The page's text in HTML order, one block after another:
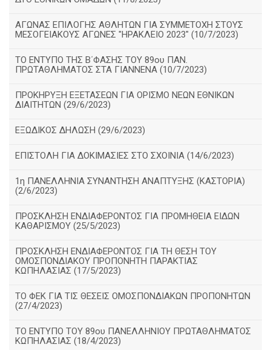
ΑΓΩΝΑΣ ΕΠΙΛΟΓΗΣ ΑΘΛΗΤΩΝ ΓΙΑ ΣΥΜΜΕΤΟΧΗ ΣΤΟΥΣ
ΜΕΣΟΓΕΙΑΚΟΥΣ ΑΓΩΝΕΣ "ΗΡΑΚΛΕΙΟ 2023" (10/7/2023)
ΤΟ ΕΝΤΥΠΟ ΤΗΣ Β΄ΦΑΣΗΣ ΤΟΥ 89ου ΠΑΝ.
ΠΡΩΤΑΘΛΗΜΑΤΟΣ ΣΤΑ ΓΙΑΝΝΕΝΑ (10/7/2023)
ΠΡΟΚΗΡΥΞΗ ΕΞΕΤΑΣΕΩΝ ΓΙΑ ΟΡΙΣΜΟ ΝΕΩΝ ΕΘΝΙΚΩΝ
ΔΙΑΙΤΗΤΩΝ (29/6/2023)
ΕΞΩΔΙΚΟΣ ΔΗΛΩΣΗ (29/6/2023)
ΕΠΙΣΤΟΛΗ ΓΙΑ ΔΟΚΙΜΑΣΙΕΣ ΣΤΟ ΣΧΟΙΝΙΑ (14/6/2023)
1η ΠΑΝΕΛΛΗΝΙΑ ΣΥΝΑΝΤΗΣΗ ΑΝΑΠΤΥΞΗΣ (ΚΑΣΤΟΡΙΑ)
(2/6/2023)
ΠΡΟΣΚΛΗΣΗ ΕΝΔΙΑΦΕΡΟΝΤΟΣ ΓΙΑ ΠΡΟΜΗΘΕΙΑ ΕΙΔΩΝ
ΚΑΘΑΡΙΣΜΟΥ (25/5/2023)
ΠΡΟΣΚΛΗΣΗ ΕΝΔΙΑΦΕΡΟΝΤΟΣ ΓΙΑ ΤΗ ΘΕΣΗ ΤΟΥ
ΟΜΟΣΠΟΝΔΙΑΚΟΥ ΠΡΟΠΟΝΗΤΗ ΠΑΡΑΚΤΙΑΣ
ΚΩΠΗΛΑΣΙΑΣ (17/5/2023)
ΤΟ ΦΕΚ ΓΙΑ ΤΙΣ ΘΕΣΕΙΣ ΟΜΟΣΠΟΝΔΙΑΚΩΝ ΠΡΟΠΟΝΗΤΩΝ
(27/4/2023)
ΤΟ ΕΝΤΥΠΟ ΤΟΥ 89ου ΠΑΝΕΛΛΗΝΙΟΥ ΠΡΩΤΑΘΛΗΜΑΤΟΣ
ΚΩΠΗΛΑΣΙΑΣ (18/4/2023)